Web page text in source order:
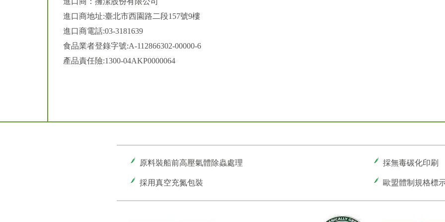
進口商地址:臺北市西園路二段157號9樓
進口商電話:03-3181639
食品業者登錄字號:A-112866302-00000-6
產品責任險:1300-04AKP0000064
原料裝船前高壓氣體除蟲處理
採用真空充氮包裝
採無毒碳化印刷
歐盟體制規格標